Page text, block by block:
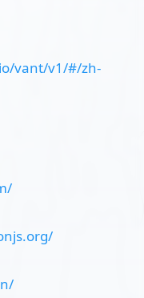
vant/v1/#/zh-